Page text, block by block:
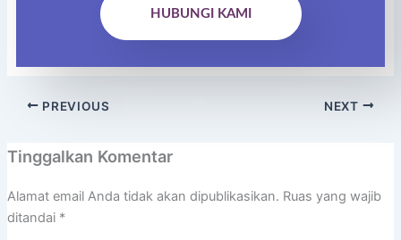
HUBUNGI KAMI
PREVIOUS NEXT
Tinggalkan Komentar
Alamat email Anda tidak akan dipublikasikan. Ruas yang wajib
ditandai *